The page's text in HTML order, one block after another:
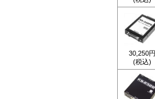
30,250円
(税込)